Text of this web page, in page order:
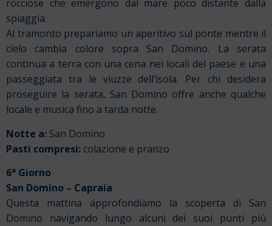
rocciose che emergono dal mare poco distante dalla
spiaggia.
Al tramonto prepariamo un aperitivo sul ponte mentre il
cielo cambia colore sopra San Domino. La serata
continua a terra con una cena nei locali del paese e una
passeggiata tra le viuzze dell’isola. Per chi desidera
proseguire la serata, San Domino offre anche qualche
locale e musica fino a tarda notte.
Notte a: San Domino
Pasti compresi: colazione e pranzo
6° Giorno
San Domino – Capraia
Questa mattina approfondiamo la scoperta di San
Domino navigando lungo alcuni dei suoi punti più